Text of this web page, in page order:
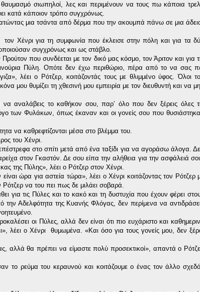
σιωπηλοί, λες και περιμένουν να τους πω κάποια
κατά κάποιον τρόπο συγχρόνως.
μια τσάντα από δέρμα που την ακουμπά πάνω σε μια
Χένρι για τη συμφωνία που έκλεισε στην πόλη και για τα
συγχρόνως και ως στάβλο.
που συνδέεται με τον δικό μας κόσμο, τον Άριτον και για
Πύλη. Οπότε δεν έχω περιθώριο, πέρα από το να σας
λέει ο Ρότζερ, κοιτάζοντάς τους με θλιμμένο ύφος. Όλοι
μου θυμίζει τη χθεσινή μου εμπειρία με τον διευθυντή και να
αναλάβεις το καθήκον σου, παρ’ όλο που δεν ξέρεις όλες
των Φυλάκων, όπως έκαναν και οι γονείς σου που
να καθρεφτίζονται μέσα στο βλέμμα του.
του Χένρι.
στο σπίτι μετά από ένα ταξίδι για να αγοράσω άλογα.
στον Γκαστόν. Δε σου είπα την αλήθεια για την ασφάλειά
της Πύλης», λέει ο Ρότζερ στον Χένρι.
ώρα για αστεία τώρα», λέει ο Χένρι κοιτάζοντας τον Ρότζερ
Ρότζερ να του πει πως δε μιλάει σοβαρά.
τις Πύλες και το κακό και τη δυστυχία που έχουν φέρει
Αδελφότητα της Κυανής Φλόγας, δεν περίμενα να
οι Πύλες, αλλά δεν είναι ότι πιο ευχάριστο και
λέει ο Χένρι θυμωμένα. «Και όσο για τους γονείς μου, δεν
αλλά θα πρέπει να είμαστε πολύ προσεκτικοί», απαντά ο
το ρεύμα του κεραυνού και κοιτάζουμε ο ένας τον άλλο